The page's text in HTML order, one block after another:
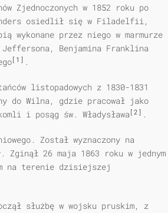
Zjednoczonych w 1852 roku po
osiedlił się w Filadelfii,
wykonane przez niego w marmurze
Benjamina Franklina
[1] .
listopadowych z 1830-1831
do Wilna, gdzie pracował jako
i posąg św. Władysława[2] .
Został wyznaczony na
Zginął 26 maja 1863 roku w jednym
na terenie dzisiejszej
służbę w wojsku pruskim, z